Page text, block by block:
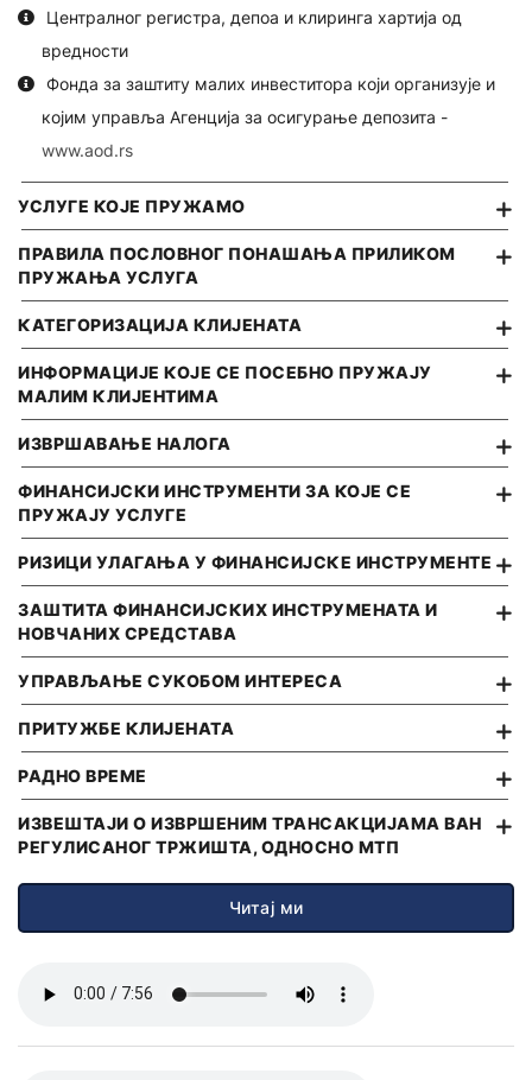
КРЕДИТИ
Кредити за рефинансирање
Ауто кредити
Стамбени кредит
Кредит за енергетску ефикасност
ПЛАТНЕ КАРТИЦЕ
Дебитне картице
Кредитне картице
Поклон картица
е-Захтеви за картице
ШТЕДЊА
Динарска штедња
Девизна штедња
Дечја штедња
Е-СЕРВИСИ
Мобилно банкарство
Apple Pay
ОСТАЛО
Платни промет у земљи
Платни промет у иностранству
Visa дебитна
Mastercard дебитна
Visa кредитна
КРЕДИТИ
Субвенционисани кредити
Кредити за обртна средства и ликвидност
Инвестициони кредити
Девизни кредити
Револвинг линије
Кредит за стамбене заједнице
Е-СЕРВИСИ
Halcom E-Bank
OfficeBanking
E-commerce
Visa дебитна
Е-СЕРВИСИ
Интернет банкарство
Мобилно банкарство
КРЕДИТИ
Пољопривредни кредити
ТАРИФА НАКНАДА
ОПШТИ УСЛОВИ ПОСЛОВАЊА
Бесплатне акције
Штедне обвезнице
ДЕВИЗНО-НОВЧАНО ТРЖИШТЕ
Купопродаја девиза
Депозити
Овлашћени мењачи
Мењачки послови
ФИНАНСИЈСКЕ ИНСТИТУЦИЈЕ
Финансијске институције
ПОСЛОВИ ДЕПОЗИТАРА
Послови депозитара
ТАРИФА НАКНАДА
ОПШТИ УСЛОВИ ПОСЛОВАЊА
Централног регистра, депоа и клиринга хартија од
вредности
Фонда за заштиту малих инвеститора који организује и
којим управља Агенција за осигурање депозита -
www.aod.rs
УСЛУГЕ КОЈЕ ПРУЖАМО
ПРАВИЛА ПОСЛОВНОГ ПОНАШАЊА ПРИЛИКОМ
ПРУЖАЊА УСЛУГА
КАТЕГОРИЗАЦИЈА КЛИЈЕНАТА
ИНФОРМАЦИЈЕ КОЈЕ СЕ ПОСЕБНО ПРУЖАЈУ
МАЛИМ КЛИЈЕНТИМА
ИЗВРШАВАЊЕ НАЛОГА
ФИНАНСИЈСКИ ИНСТРУМЕНТИ ЗА КОЈЕ СЕ
ПРУЖАЈУ УСЛУГЕ
РИЗИЦИ УЛАГАЊА У ФИНАНСИЈСКЕ ИНСТРУМЕНТЕ
ЗАШТИТА ФИНАНСИЈСКИХ ИНСТРУМЕНАТА И
НОВЧАНИХ СРЕДСТАВА
УПРАВЉАЊЕ СУКОБОМ ИНТЕРЕСА
ПРИТУЖБЕ КЛИЈЕНАТА
РАДНО ВРЕМЕ
ИЗВЕШТАЈИ О ИЗВРШЕНИМ ТРАНСАКЦИЈАМА ВАН
РЕГУЛИСАНОГ ТРЖИШТА, ОДНОСНО МТП
Читај ми